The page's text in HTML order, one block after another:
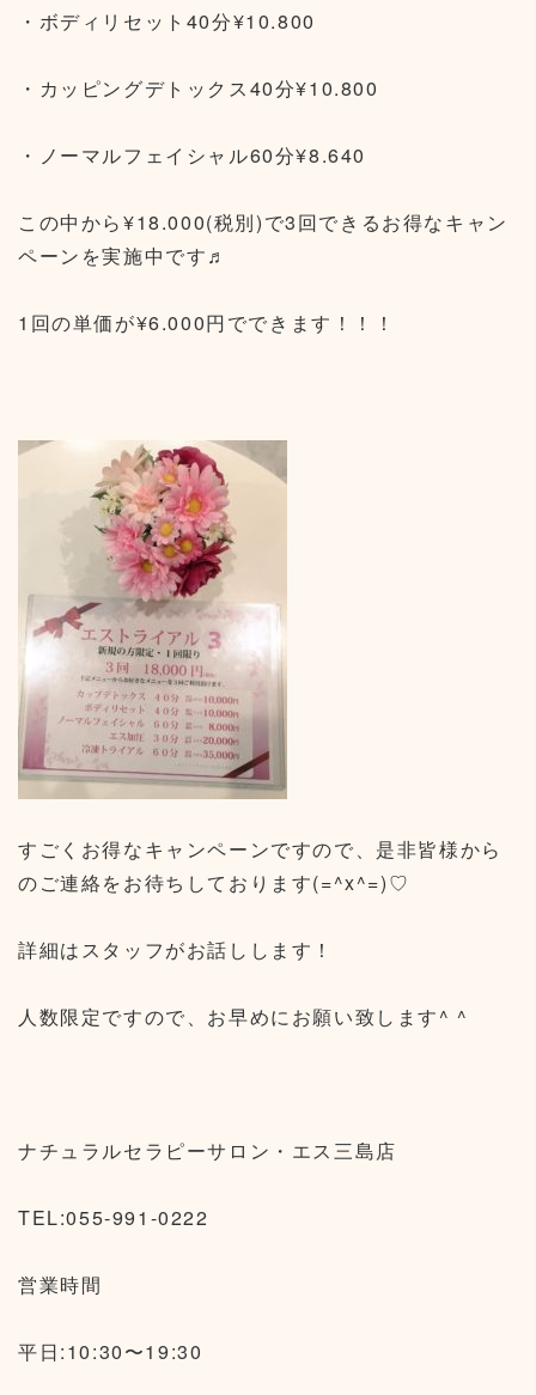
・ボディリセット40分¥10.800
・カッピングデトックス40分¥10.800
・ノーマルフェイシャル60分¥8.640
この中から¥18.000(税別)で3回できるお得なキャン
ペーンを実施中です♬
1回の単価が¥6.000円でできます！！！
すごくお得なキャンペーンですので、是非皆様から
のご連絡をお待ちしております(=^x^=)♡
詳細はスタッフがお話しします！
人数限定ですので、お早めにお願い致します^ ^
ナチュラルセラピーサロン・エス三島店
TEL:055-991-0222
営業時間
平日:10:30〜19:30